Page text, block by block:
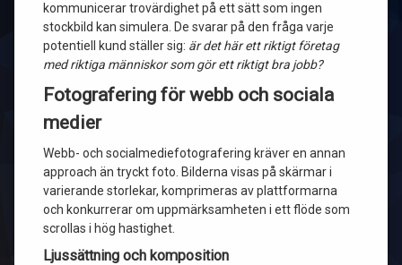
kommunicerar trovärdighet på ett sätt som ingen
stockbild kan simulera. De svarar på den fråga varje
potentiell kund ställer sig: är det här ett riktigt företag
med riktiga människor som gör ett riktigt bra jobb?
Fotografering för webb och sociala
medier
Webb- och socialmediefotografering kräver en annan
approach än tryckt foto. Bilderna visas på skärmar i
varierande storlekar, komprimeras av plattformarna
och konkurrerar om uppmärksamheten i ett flöde som
scrollas i hög hastighet.
Ljussättning och komposition